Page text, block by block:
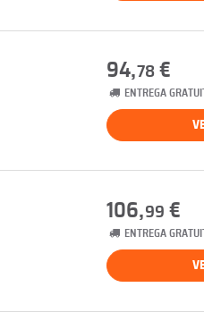
94,78 €
ENTREGA
106,99 €
ENTREGA